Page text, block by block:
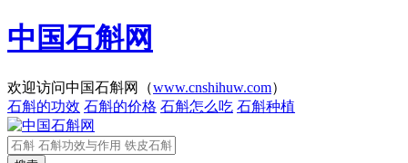
中国石斛网
欢迎访问中国石斛网（www.cnshihuw.com）
石斛的功效 石斛的价格 石斛怎么吃 石斛种植